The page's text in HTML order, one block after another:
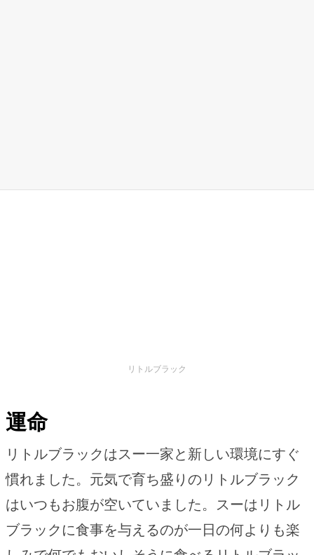
リトルブラック
運命
リトルブラックはスー一家と新しい環境にすぐ
慣れました。元気で育ち盛りのリトルブラック
はいつもお腹が空いていました。スーはリトル
ブラックに食事を与えるのが一日の何よりも楽